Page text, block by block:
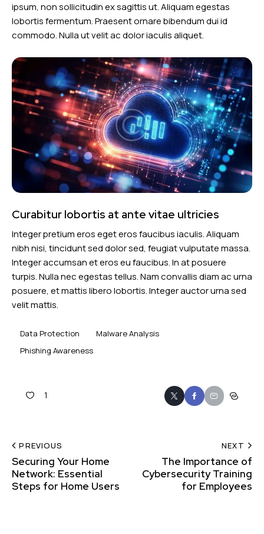
ipsum, non sollicitudin ex sagittis ut. Aliquam egestas
lobortis fermentum. Praesent ornare bibendum dui id
commodo. Nulla ut velit ac dolor iaculis aliquet.
Curabitur lobortis at ante vitae ultricies
Integer pretium eros eget eros faucibus iaculis. Aliquam
nibh nisi, tincidunt sed dolor sed, feugiat vulputate massa.
Integer accumsan et eros eu faucibus. In at posuere
turpis. Nulla nec egestas tellus. Nam convallis diam ac urna
posuere, et mattis libero lobortis. Integer auctor urna sed
velit mattis.
Data Protection
Malware Analysis
Phishing Awareness
1
PREVIOUS
Securing Your Home
Network: Essential
Steps for Home Users
NEXT
The Importance of
Cybersecurity Training
for Employees